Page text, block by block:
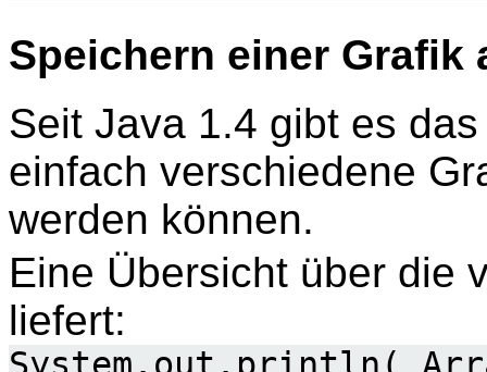
Speichern einer Grafik
Seit Java 1.4 gibt es
einfach verschiedene
werden können.
Eine Übersicht über die
liefert: